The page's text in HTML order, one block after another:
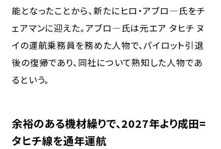
能となったことから、新たにヒロ・アブロ―氏をチ
ェアマンに迎えた。アブロ―氏は元エア タヒチ ヌ
イの運航乗務員を務めた人物で、パイロット引退
後の復帰であり、同社について熟知した人物であ
るという。
余裕のある機材繰りで、2027年より成田=
タヒチ線を通年運航